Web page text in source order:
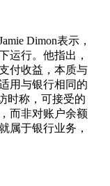
Dimon表示，
运行。他指出，
付收益，本质与
用与银行相同的
时称，可接受的
而非对账户余额
属于银行业务，